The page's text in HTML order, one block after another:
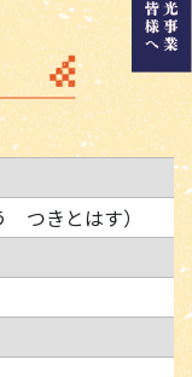
つきとはす）